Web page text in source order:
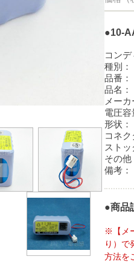
●10-
コンデ
種別：
品番：
品名：
メーカ
電圧容
形状：
コネク
ストッ
その他
備考：
●商品
※【メ
り）で
方法を